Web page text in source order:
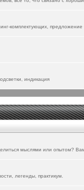
комплектующих, предложение
индикация
мыслями или опытом?
легенды, практикум.